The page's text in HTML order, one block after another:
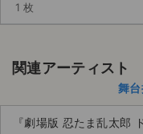
1 枚
関連アーティスト
舞
『劇場版 忍たま乱太郎